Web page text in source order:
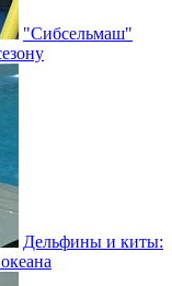
"Сибсельмаш"
Дельфины и киты: